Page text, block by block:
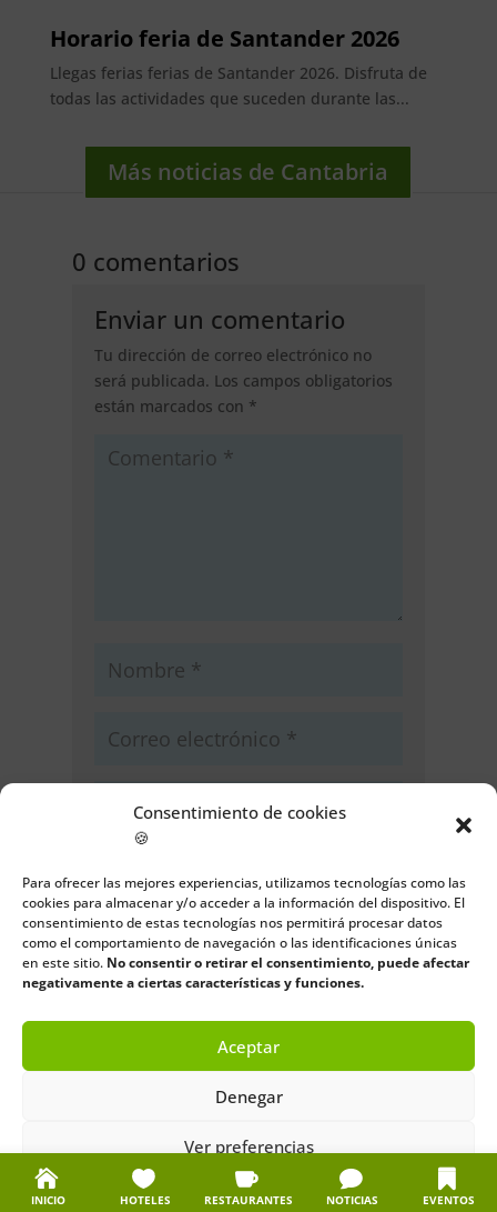
Consentimiento de cookies
🍪
Para ofrecer las mejores experiencias, utilizamos tecnologías como las
cookies para almacenar y/o acceder a la información del dispositivo. El
consentimiento de estas tecnologías nos permitirá procesar datos
como el comportamiento de navegación o las identificaciones únicas
en este sitio. No consentir o retirar el consentimiento, puede afectar
negativamente a ciertas características y funciones.
Aceptar
Denegar
Ver preferencias
Política de cookiesPolítica de privacidadAviso legal
INICIO HOTELES RESTAURANTES NOTICIAS EVENTOS
Horario feria de Santander 2026
Llegas ferias ferias de Santander 2026. Disfruta de
todas las actividades que suceden durante las...
Más noticias de Cantabria
0 comentarios
Enviar un comentario
Tu dirección de correo electrónico no
será publicada. Los campos obligatorios
están marcados con *
electrónico y web en este navegador
para la próxima vez que comente.
Enviar comentario